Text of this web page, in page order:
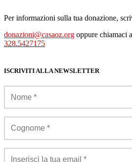
Per informazioni sulla tua donazione,
donazioni@casaoz.org oppure chiamaci
328.5427175
ISCRIVITI ALLA NEWSLETTER